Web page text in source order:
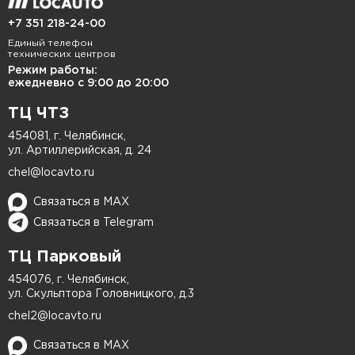
Сервисный центр Locauto — это надежное
Владельцы автомобилей ценят наш опыт и
профессионализм в восстановлении бамперов.
выглядеть как новый.
Наши услуги
ремонту губы бампера:
повреждения. Специалист должен тщательно
осмотреть бампер, чтобы выявить все трещины
и вмятины. В зависимости от степени
повреждения, предпринимаются действия: либо
ремонт, либо полная замена. Чаще всего для
+7 351 218-24-00
Единый телефон
технических центров
Режим работы:
ежедневно с 9:00 до 20:00
ТЦ ЧТЗ
454081, г. Челябинск,
ул. Артиллерийская, д. 24
chel@locavto.ru
Связаться в MAX
Связаться в Telegram
ТЦ Парковый
454076, г. Челябинск,
ул. Скульптора Головницкого, д.3
chel2@locavto.ru
Связаться в MAX